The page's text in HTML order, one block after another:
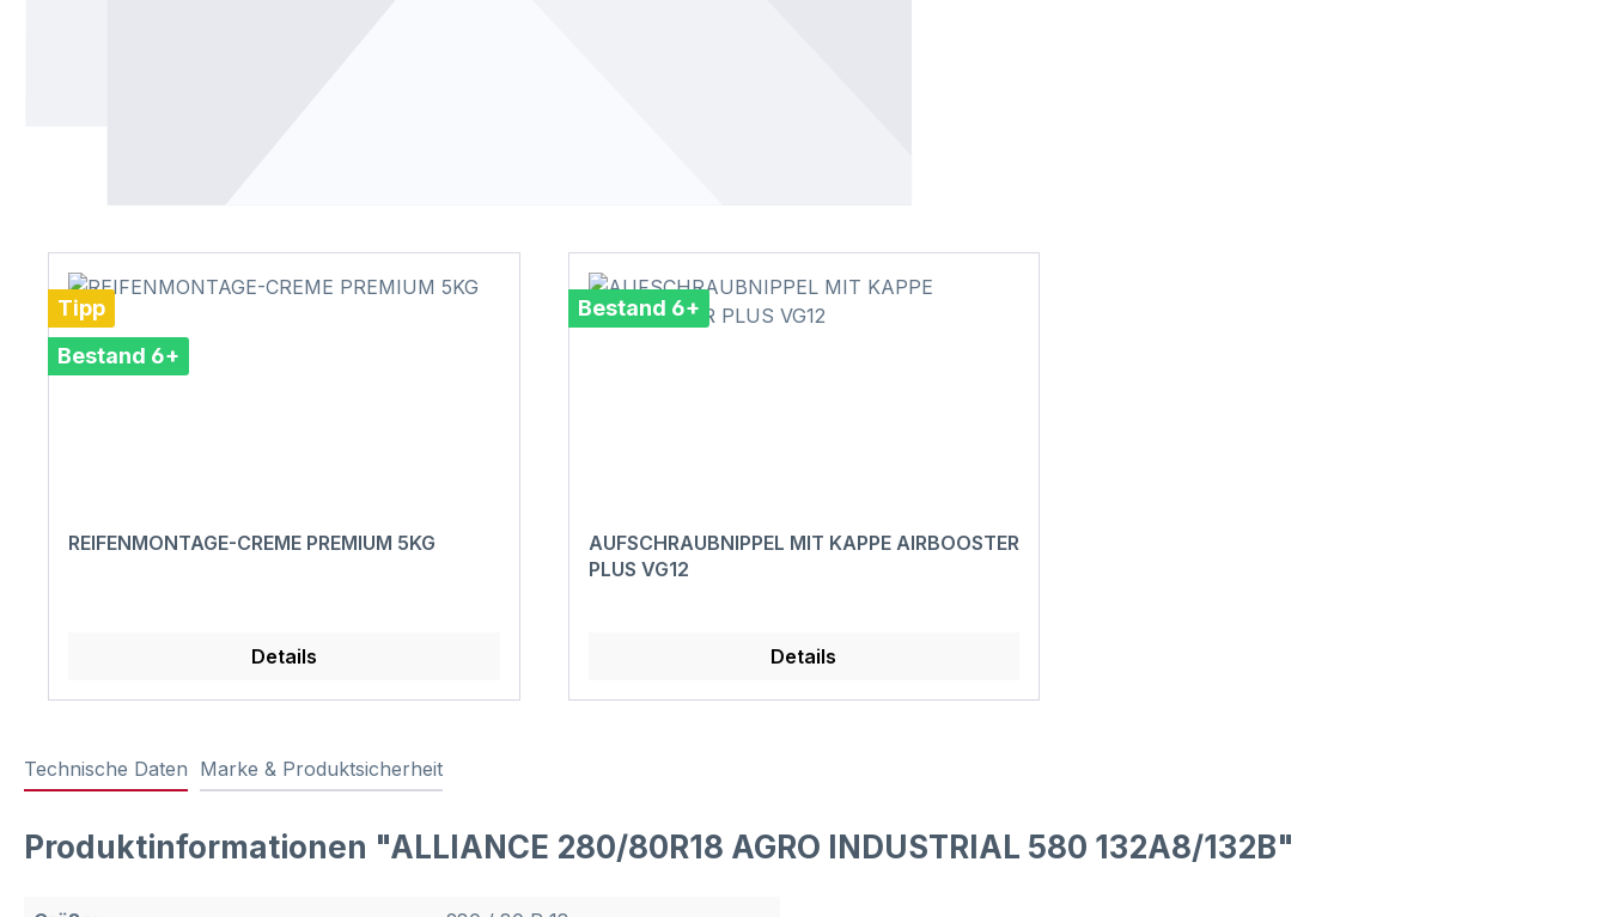
Tipp
Bestand 6+
REIFENMONTAGE-CREME PREMIUM 5KG
Details
Bestand 6+
AUFSCHRAUBNIPPEL MIT KAPPE AIRBOOSTER
PLUS VG12
Details
Technische Daten Marke & Produktsicherheit
Produktinformationen "ALLIANCE 280/80R18 AGRO INDUSTRIAL 580 132A8/132B"